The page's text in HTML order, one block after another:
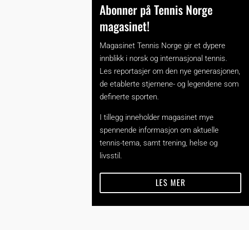
Abonner på Tennis Norge
magasinet!
Magasinet Tennis Norge gir et dypere
innblikk i norsk og internasjonal tennis.
Les reportasjer om den nye generasjonen,
de etablerte stjernene- og legendene som
definerte sporten.
I tillegg inneholder magasinet mye
spennende informasjon om aktuelle
tennis-tema, samt trening, helse og
livsstil.
LES MER